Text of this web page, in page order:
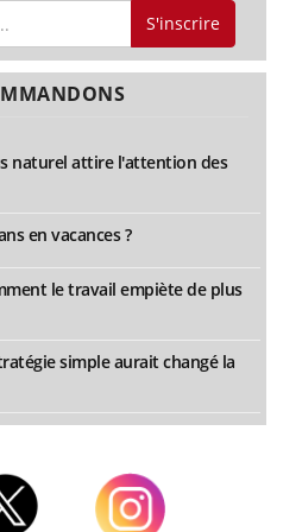
S'inscrire
naturel attire l'attention des
en vacances ?
le travail empiète de plus
simple aurait changé la